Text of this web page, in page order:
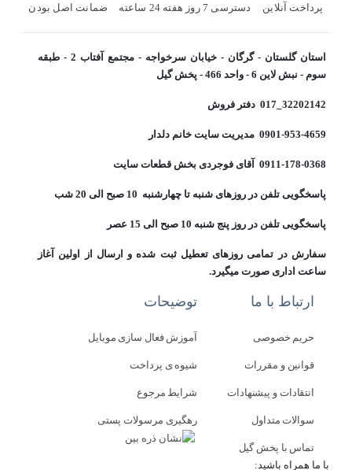
پرداخت آنلاین دسترسی 7 روز هفته 24 ساعته ضمانت اصل بودن
استان گلستان - گرگان - خیابان سرخواجه - مجتمع آفتاب 2 - طبقه
سوم - نبش لاین 6 - واحد 466 - پخش گیل
32202142_017 دفتر فروش
0901-953-4659 مدیریت سایت خانم دلدار
0911-178-0368 آقای فوجردی بخش قطعات سایت
پاسخگویی تلفن در روزهای شنبه تا چهارشنبه 10 صبح الی 20 شب
پاسخگویی تلفن در روز پنج شنبه 10 صبح الی 15 عصر
سفارش در تمامی روزهای تعطیل ثبت شده و ارسال از اولین آغاز
ساعت اداری صورت میگیرد.
ارتباط با ما
حریم خصوصی
قوانین و مقررات
انتقادات و پیشنهادات
سوالات متداول
تماس با پخش گیل
توضیحات
آموزش فعال سازی موبایل
شیوه ی پرداخت
شرایط مرجوع
رهگیری مرسولات پستی
با ما همراه باشید: